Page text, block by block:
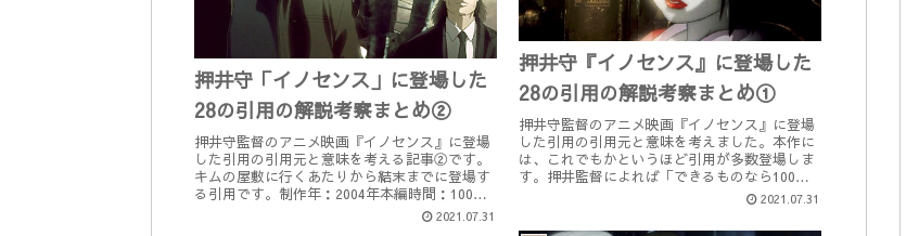
押井守「イノセンス」に登場した
28の引用の解説考察まとめ②
押井守監督のアニメ映画『イノセンス』に登場
した引用の引用元と意味を考える記事②です。
キムの屋敷に行くあたりから結末までに登場す
る引用です。制作年：2004年本編時間：100分
制作国：日本監督・脚本：押井守原作漫画：
2021.07.31
押井守『イノセンス』に登場した
28の引用の解説考察まとめ①
押井守監督のアニメ映画『イノセンス』に登場
した引用の引用元と意味を考えました。本作に
は、これでもかというほど引用が多数登場しま
す。押井監督によれば「できるものなら100％
引用でセリフを作りたかった」とのこと。個人
2021.07.31